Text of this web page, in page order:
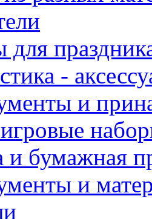
для
-
и
и бумажная
и